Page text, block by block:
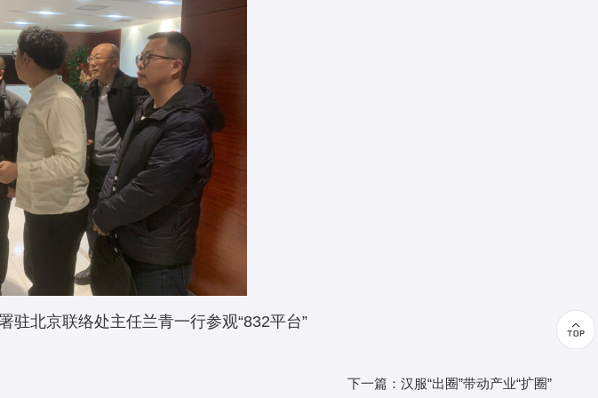
驻北京联络处主任兰青一行参观“832平台”
下一篇：汉服“出圈”带动产业“扩圈”